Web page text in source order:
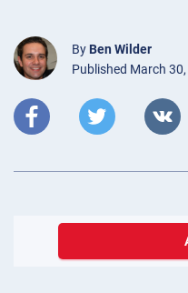
By Ben Wilder
Published March